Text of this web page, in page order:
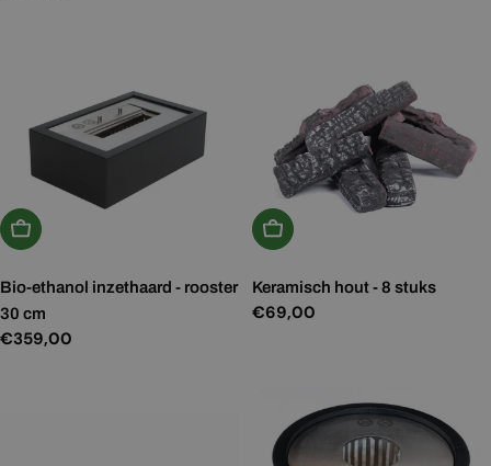
In Winkelwagen
Bio-ethanol inzethaard - rooster
30 cm
Normale
€359,00
In Winkelwagen
Keramisch hout - 8 stuks
Normale
€69,00